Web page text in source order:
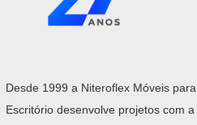
Desde 1999 a Niteroflex Móveis para
Escritório desenvolve projetos com a